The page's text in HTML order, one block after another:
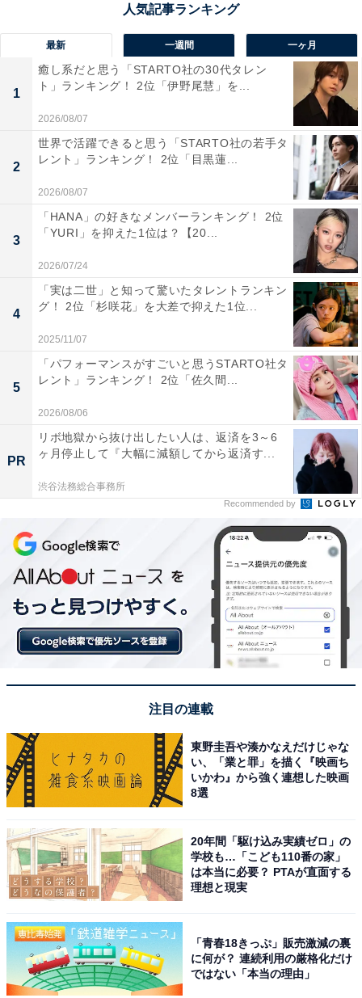
「南三陸311メモリアル」などが一体となった道の駅。
施設内では地元の海産物や加工品が豊富に並び、旬の魚
介を使った「南三陸キラキラ丼」も味わえます。防災学
習の拠点としての役割も持ち、観光客が地域の歴史を学
びながら訪れることができるのも特徴です。
回答者からは「採れたての海の幸を楽しみたいから」
（40代女性／岡山県）、「復興のシンボルとしての力強
さと、海の幸の豊富さが魅力だから」（50代女性／兵庫
県）、「震災復興のシンボルとしての役割を担ってお
り、地域の人々の思いや復興の歩みを感じられる点に惹
かれます。地元産の海産物や農産物が豊富で、観光と地
域交流を同時に楽しめます。遠方から訪れても意義深い
場所です」（20代男性／静岡県）といった声が集まりま
同率2位：東松島（東松島市矢本）／25票
令和6年にグランドオープンした「東松島」は、ブルー
インパルスの格納庫をイメージした道の駅。2階にある
展望デッキからは、ブルーインパルスの飛行訓練や市内
を見られます。物販エリアには新鮮な農産物や三陸の海
の幸が並び、「あおばずんだ本舗」ではずんだシェイク
やずんだまんなど、地元の味を気軽に楽しめます。
回答者からは「ブルーインパルスを見たい」（40代女性
／福島県）、「日本三景の一つである松島と一緒に楽し
めるからです」（50代男性／兵庫県）、「太平洋が望め
るテラスがあり、宮城名物のずんだグルメなども楽しめ
県）といった声が集まりました。
1位：あ・ら・伊達な（大崎市岩出山池月）／43票
最新 一週間 一ヶ月
1
癒し系だと思う「STARTO社の30代タレン
ト」ランキング！ 2位「伊野尾慧」を...
2026/08/07
2
世界で活躍できると思う「STARTO社の若手タ
レント」ランキング！ 2位「目黒蓮...
2026/08/07
3
「HANA」の好きなメンバーランキング！ 2位
「YURI」を抑えた1位は？【20...
2026/07/24
4
「実は二世」と知って驚いたタレントランキン
グ！ 2位「杉咲花」を大差で抑えた1位...
2025/11/07
5
「パフォーマンスがすごいと思うSTARTO社タ
レント」ランキング！ 2位「佐久間...
2026/08/06
PR
リボ地獄から抜け出したい人は、返済を3～6
ヶ月停止して『大幅に減額してから返済す...
渋谷法務総合事務所
Recommended by
注目の連載
東野圭吾や湊かなえだけじゃな
い、「業と罪」を描く『映画ち
いかわ』から強く連想した映画
8選
20年間「駆け込み実績ゼロ」の
学校も…「こども110番の家」
は本当に必要？ PTAが直面する
理想と現実
「青春18きっぷ」販売激減の裏
に何が？ 連続利用の厳格化だけ
ではない「本当の理由」